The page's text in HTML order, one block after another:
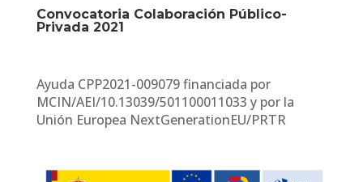
Convocatoria Colaboración Público-
Privada 2021
Ayuda CPP2021-009079 financiada por
MCIN/AEI/10.13039/501100011033 y por la
Unión Europea NextGenerationEU/PRTR